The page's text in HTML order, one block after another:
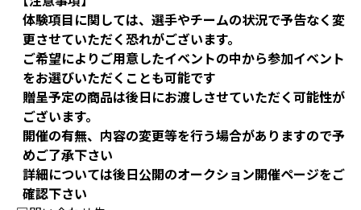
体験項目に関しては、選手やチームの状況で予告なく変
更させていただく恐れがございます。
ご希望によりご用意したイベントの中から参加イベント
をお選びいただくことも可能です
贈呈予定の商品は後日にお渡しさせていただく可能性が
ございます。
開催の有無、内容の変更等を行う場合がありますので予
めご了承下さい
詳細については後日公開のオークション開催ページをご
確認下さい